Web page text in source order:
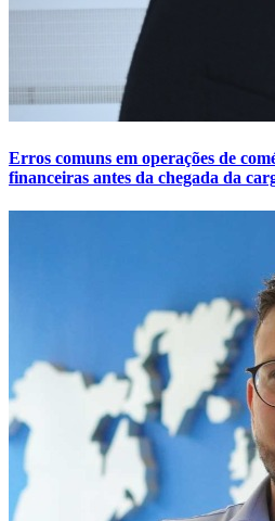
Erros comuns em operações de
financeiras antes da chegada da